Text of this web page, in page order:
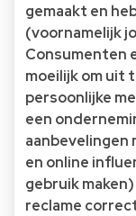
gemaakt en
(voornamelijk
Consumenten
moeilijk om uit
persoonlijke
een
aanbevelingen
en online
gebruik
reclame